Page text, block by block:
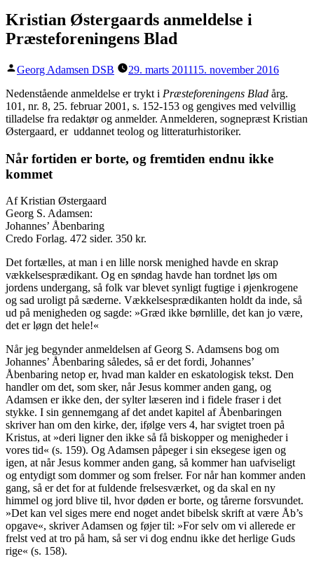
Kristian Østergaards anmeldelse i
Præsteforeningens Blad
Posted
Georg Adamsen DSB 29. marts 201115. november 2016
Nedenstående anmeldelse er trykt i Præsteforeningens Blad årg.
101, nr. 8, 25. februar 2001, s. 152-153 og gengives med velvillig
tilladelse fra redaktør og anmelder. Anmelderen, sognepræst Kristian
Østergaard, er uddannet teolog og litteraturhistoriker.
Når fortiden er borte, og fremtiden endnu ikke
kommet
Af Kristian Østergaard
Georg S. Adamsen:
Johannes’ Åbenbaring
Credo Forlag. 472 sider. 350 kr.
Det fortælles, at man i en lille norsk menighed havde en skrap
vækkelses­prædikant. Og en søndag havde han tordnet løs om
jordens undergang, så folk var blevet synligt fug­tige i øjenkrogene
og sad uroligt på sæ­derne. Vækkelsesprædikanten holdt da inde, så
ud på menigheden og sagde: »Græd ikke børnlille, det kan jo være,
det er løgn det hele!«
Når jeg begynder anmeldelsen af Georg S. Adamsens bog om
Johannes’ Åbenba­ring således, så er det fordi, Johannes’
Åbenbaring netop er, hvad man kalder en eskatologisk tekst. Den
handler om det, som sker, når Jesus kommer anden gang, og
Adamsen er ikke den, der sylter læseren ind i fidele fraser i det
stykke. I sin gen­nemgang af det andet kapitel af Åbenba­ringen
skriver han om den kirke, der, ifølge vers 4, har svigtet troen på
Kristus, at »deri ligner den ikke så få biskopper og menigheder i
vores tid« (s. 159). Og Adamsen påpeger i sin eksegese igen og
igen, at når Jesus kommer anden gang, så kommer han uafviseligt
og entydigt som dommer og som frelser. For når han kom­mer anden
gang, så er det for at fuldende frelsesværket, og da skal en ny
himmel og jord blive til, hvor døden er borte, og tå­rerne forsvundet.
»Det kan vel siges mere end noget andet bibelsk skrift at være Åb’s
opgave«, skriver Adamsen og føjer til: »For selv om vi allerede er
frelst ved at tro på ham, så ser vi dog endnu ikke det herlige Guds
rige« (s. 158).